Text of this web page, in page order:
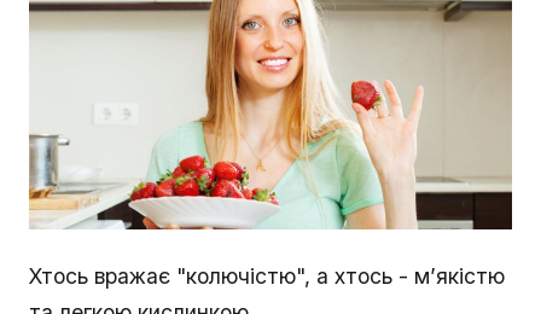
Хтось вражає "колючістю", а хтось - м’якістю